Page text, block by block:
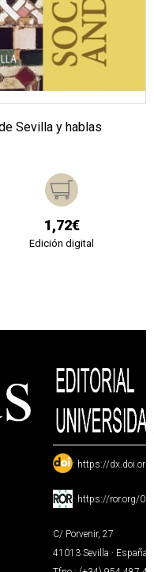
Sevilla y hablas
1,72€
Edición digital
: https://
: https://ror.org/
C/ Porvenir, 27
41013 Sevilla · España